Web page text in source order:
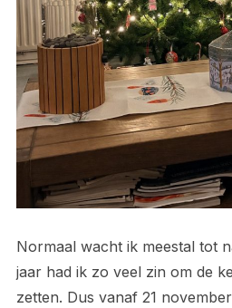
Normaal wacht ik meestal tot
jaar had ik zo veel zin om de
zetten. Dus vanaf 21